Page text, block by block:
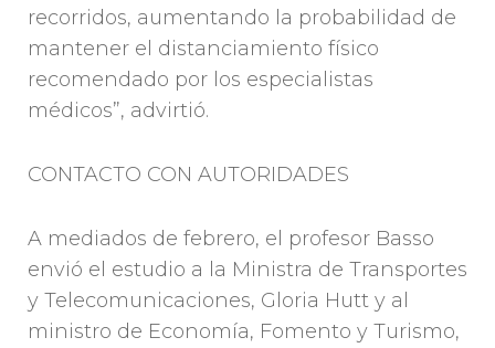
recorridos, aumentando la probabilidad de
mantener el distanciamiento físico
recomendado por los especialistas
médicos”, advirtió.
CONTACTO CON AUTORIDADES
A mediados de febrero, el profesor Basso
envió el estudio a la Ministra de Transportes
y Telecomunicaciones, Gloria Hutt y al
ministro de Economía, Fomento y Turismo,